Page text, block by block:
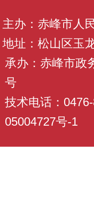
主办：赤峰市人
地址：松山区玉
承办：赤峰市
号
技术电话：
05004727号-1